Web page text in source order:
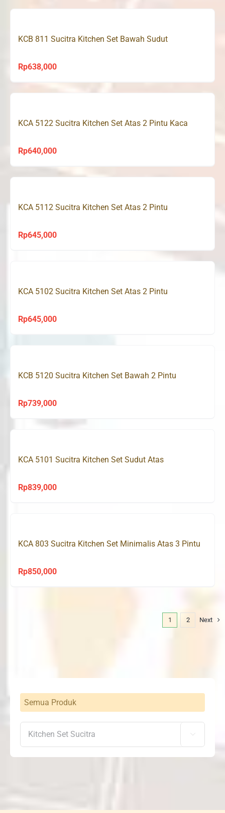
KCB 811 Sucitra Kitchen Set Bawah Sudut
Rp638,000
KCA 5122 Sucitra Kitchen Set Atas 2 Pintu Kaca
Rp640,000
KCA 5112 Sucitra Kitchen Set Atas 2 Pintu
Rp645,000
KCA 5102 Sucitra Kitchen Set Atas 2 Pintu
Rp645,000
KCB 5120 Sucitra Kitchen Set Bawah 2 Pintu
Rp739,000
KCA 5101 Sucitra Kitchen Set Sudut Atas
Rp839,000
KCA 803 Sucitra Kitchen Set Minimalis Atas 3 Pintu
Rp850,000
1 2 Next
Semua Produk
